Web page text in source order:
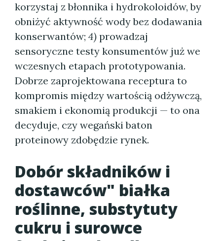
korzystaj z błonnika i hydro­koloidów, by
obniżyć aktywność wody bez dodawania
konserwantów; 4) prowadzaj
sensoryczne testy konsumentów już we
wczesnych etapach prototypowania.
Dobrze zaprojektowana receptura to
kompromis między wartością odżywczą,
smakiem i ekonomią produkcji — to ona
decyduje, czy wegański baton
proteinowy zdobędzie rynek.
Dobór składników i
dostawców" białka
roślinne, substytuty
cukru i surowce